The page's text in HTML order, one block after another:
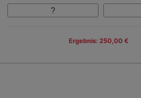
Ergebnis: 250,00 €